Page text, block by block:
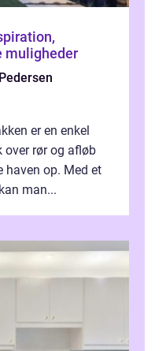
muligheder
er en enkel
rør og afløb
haven op. Med et
man...